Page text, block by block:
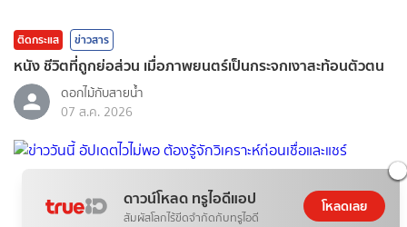
ติดกระแส ข่าวสาร
หนัง ชีวิตที่ถูกย่อส่วน เมื่อภาพยนตร์เป็นกระจกเงาสะท้อนตัวตน
ดอกไม้กับสายน้ำ
07 ส.ค. 2026
ดาวน์โหลด ทรูไอดีแอป
สัมผัสโลกไร้ขีดจำกัดกับทรูไอดี
โหลดเลย